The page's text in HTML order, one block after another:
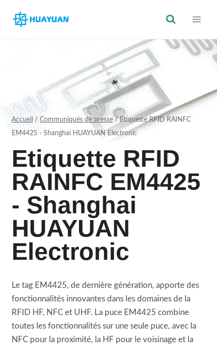
Accueil / Communiqués de presse / Etiquette RFID RAINFC
EM4425 - Shanghai HUAYUAN Electronic
Etiquette RFID
RAINFC EM4425
- Shanghai
HUAYUAN
Electronic
Le tag EM4425, de dernière génération, apporte des
fonctionnalités innovantes dans les domaines de la
RFID HF, NFC et UHF. La puce EM4425 combine
toutes les fonctionnalités sur une seule puce, avec la
NFC pour la proximité, la HF pour le voisinage et la